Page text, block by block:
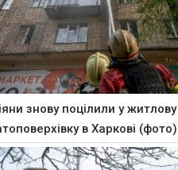
знову поцілили у житлову
в Харкові (фото)